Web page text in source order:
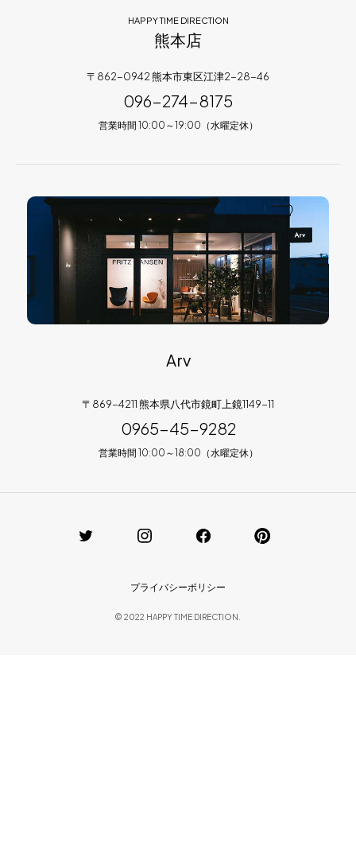
HAPPY TIME DIRECTION
熊本店
〒862-0942 熊本市東区江津2-28-46
096-274-8175
営業時間 10:00～19:00（水曜定休）
Arv
〒869-4211 熊本県八代市鏡町上鏡1149-11
0965-45-9282
営業時間 10:00～18:00（水曜定休）
プライバシーポリシー
© 2022 HAPPY TIME DIRECTION.